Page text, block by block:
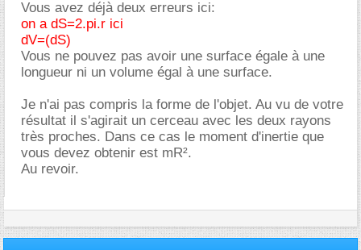
Vous avez déjà deux erreurs ici:
on a dS=2.pi.r ici
dV=(dS)
Vous ne pouvez pas avoir une surface égale à une
longueur ni un volume égal à une surface.
Je n'ai pas compris la forme de l'objet. Au vu de votre
résultat il s'agirait un cerceau avec les deux rayons
très proches. Dans ce cas le moment d'inertie que
vous devez obtenir est mR².
Au revoir.